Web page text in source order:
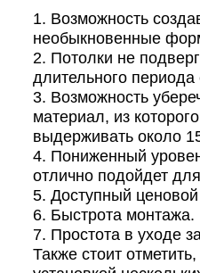
Возможность
необыкновенные
Потолки не
длительного
Возможность
материал, из
выдерживать около
Пониженный
отлично подойдет
Доступный
Быстрота монтажа.
Простота в уходе
Также стоит